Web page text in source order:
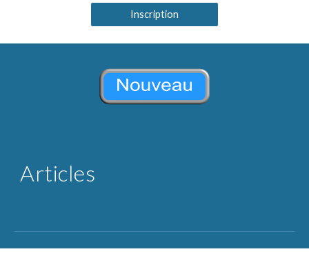
Inscription
Articles